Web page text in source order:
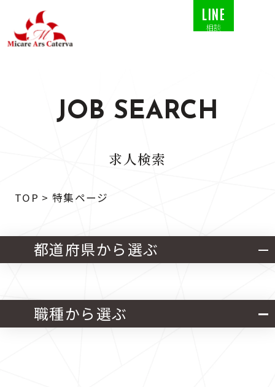
LINE
相談
JOB SEARCH
求人検索
TOP > 特集ページ
都道府県から選ぶ
北海道・東北 関東
職種から選ぶ